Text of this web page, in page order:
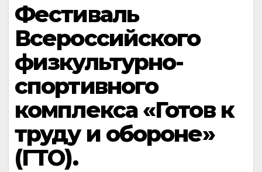
Фестиваль
Всероссийского
физкультурно-
спортивного
комплекса «Готов к
труду и обороне»
(ГТО).